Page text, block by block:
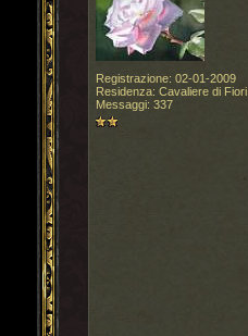
Registrazione: 02-01-2009
Residenza: Cavaliere di Fiori
Messaggi: 337